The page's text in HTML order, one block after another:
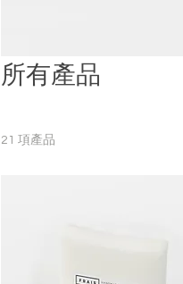
所有產品
21 項產品